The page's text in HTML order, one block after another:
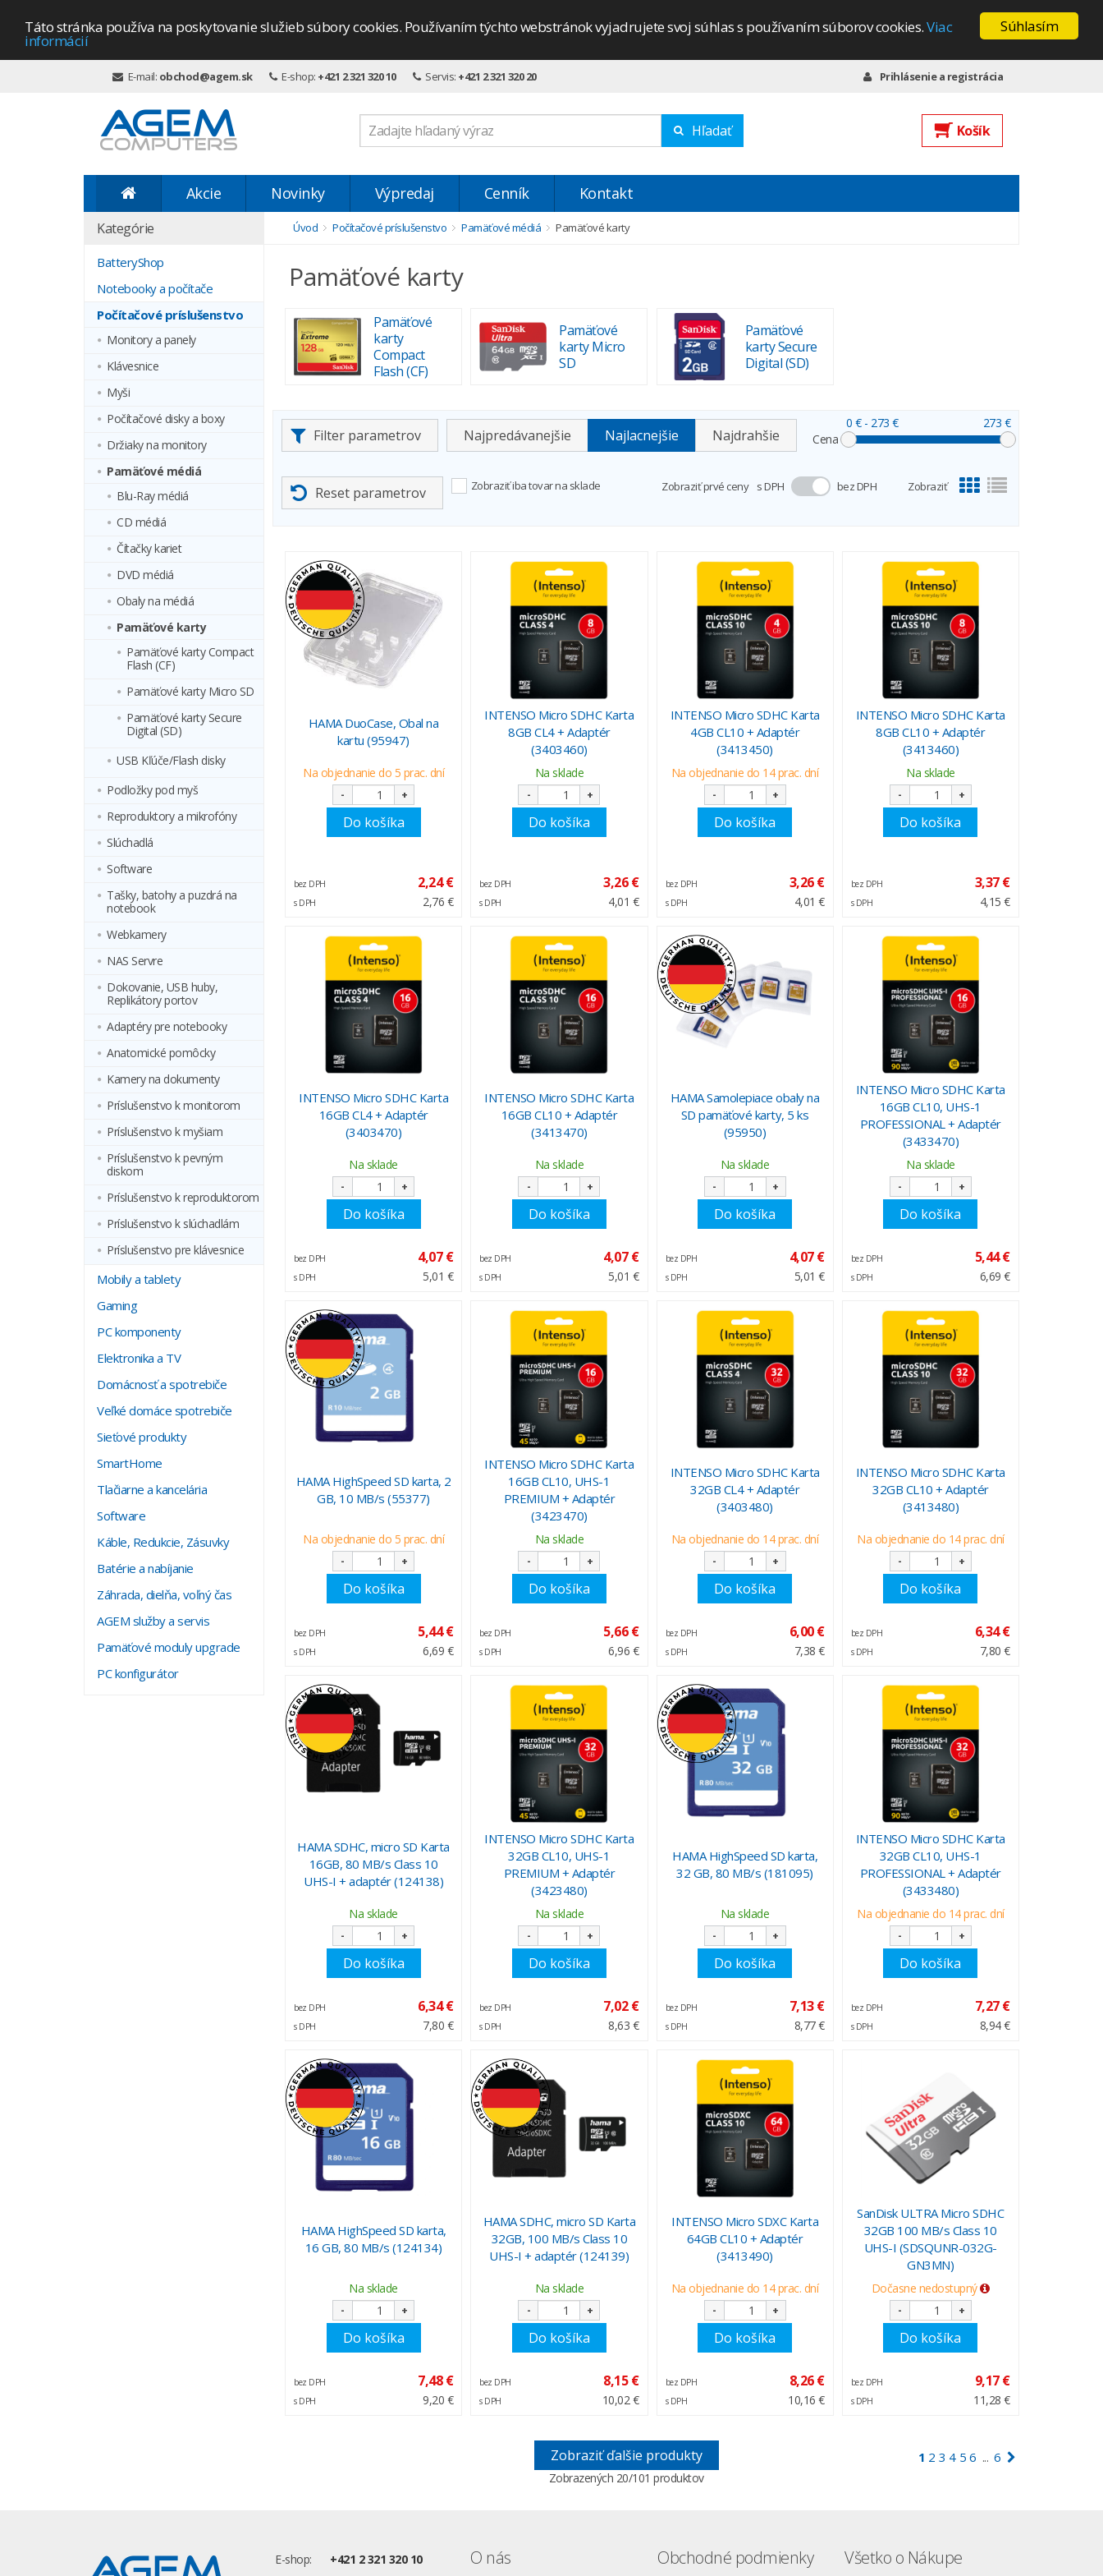
Súhlasím
Táto stránka používa na poskytovanie služieb súbory cookies. Používaním týchto webstránok vyjadrujete svoj súhlas s používaním súborov cookies.Viac
informácií
E-mail: obchod@agem.sk E-shop: +421 2 321 320 10 Servis: +421 2 321 320 20 Prihlásenie a registrácia
Hľadať Košík
Akcie Novinky Výpredaj Cenník Kontakt
Kategórie
BatteryShop
Notebooky a počítače
Počítačové príslušenstvo
Monitory a panely
Klávesnice
Myši
Počítačové disky a boxy
Držiaky na monitory
Pamäťové médiá
Blu-Ray médiá
CD médiá
Čítačky kariet
DVD médiá
Obaly na médiá
Pamäťové karty
Pamäťové karty Compact
Flash (CF)
Pamäťové karty Micro SD
Pamäťové karty Secure
Digital (SD)
USB Kľúče/Flash disky
Podložky pod myš
Reproduktory a mikrofóny
Slúchadlá
Software
Tašky, batohy a puzdrá na
notebook
Webkamery
NAS Servre
Dokovanie, USB huby,
Replikátory portov
Adaptéry pre notebooky
Anatomické pomôcky
Kamery na dokumenty
Príslušenstvo k monitorom
Príslušenstvo k myšiam
Príslušenstvo k pevným
diskom
Príslušenstvo k reproduktorom
Príslušenstvo k slúchadlám
Príslušenstvo pre klávesnice
Mobily a tablety
Gaming
PC komponenty
Elektronika a TV
Domácnosť a spotrebiče
Veľké domáce spotrebiče
Sieťové produkty
SmartHome
Tlačiarne a kancelária
Software
Káble, Redukcie, Zásuvky
Batérie a nabíjanie
Záhrada, dielňa, voľný čas
AGEM služby a servis
Pamäťové moduly upgrade
PC konfigurátor
Úvod Počítačové príslušenstvo Pamäťové médiá Pamäťové karty
Pamäťové karty
Pamäťové
karty
Compact
Flash (CF)
Pamäťové
karty Micro
SD
Pamäťové
karty Secure
Digital (SD)
Filter parametrov Najpredávanejšie Najlacnejšie Najdrahšie Cena
0 €- 273 € 273 €
Reset parametrov Zobraziť iba tovar na sklade Zobraziť prvé ceny s DPH bez DPH Zobraziť
HAMA DuoCase, Obal na
kartu (95947)
Na objednanie do 5 prac. dní
- +
Do košíka
bez DPH 2,24 €
s DPH 2,76 €
INTENSO Micro SDHC Karta
8GB CL4 + Adaptér
(3403460)
Na sklade
- +
Do košíka
bez DPH 3,26 €
s DPH 4,01 €
INTENSO Micro SDHC Karta
4GB CL10 + Adaptér
(3413450)
Na objednanie do 14 prac. dní
- +
Do košíka
bez DPH 3,26 €
s DPH 4,01 €
INTENSO Micro SDHC Karta
8GB CL10 + Adaptér
(3413460)
Na sklade
- +
Do košíka
bez DPH 3,37 €
s DPH 4,15 €
INTENSO Micro SDHC Karta
16GB CL4 + Adaptér
(3403470)
Na sklade
- +
Do košíka
bez DPH 4,07 €
s DPH 5,01 €
INTENSO Micro SDHC Karta
16GB CL10 + Adaptér
(3413470)
Na sklade
- +
Do košíka
bez DPH 4,07 €
s DPH 5,01 €
HAMA Samolepiace obaly na
SD pamäťové karty, 5 ks
(95950)
Na sklade
- +
Do košíka
bez DPH 4,07 €
s DPH 5,01 €
INTENSO Micro SDHC Karta
16GB CL10, UHS-1
PROFESSIONAL + Adaptér
(3433470)
Na sklade
- +
Do košíka
bez DPH 5,44 €
s DPH 6,69 €
HAMA HighSpeed SD karta, 2
GB, 10 MB/s (55377)
Na objednanie do 5 prac. dní
- +
Do košíka
bez DPH 5,44 €
s DPH 6,69 €
INTENSO Micro SDHC Karta
16GB CL10, UHS-1
PREMIUM + Adaptér
(3423470)
Na sklade
- +
Do košíka
bez DPH 5,66 €
s DPH 6,96 €
INTENSO Micro SDHC Karta
32GB CL4 + Adaptér
(3403480)
Na objednanie do 14 prac. dní
- +
Do košíka
bez DPH 6,00 €
s DPH 7,38 €
INTENSO Micro SDHC Karta
32GB CL10 + Adaptér
(3413480)
Na objednanie do 14 prac. dní
- +
Do košíka
bez DPH 6,34 €
s DPH 7,80 €
HAMA SDHC, micro SD Karta
16GB, 80 MB/s Class 10
UHS-I + adaptér (124138)
Na sklade
- +
Do košíka
bez DPH 6,34 €
s DPH 7,80 €
INTENSO Micro SDHC Karta
32GB CL10, UHS-1
PREMIUM + Adaptér
(3423480)
Na sklade
- +
Do košíka
bez DPH 7,02 €
s DPH 8,63 €
HAMA HighSpeed SD karta,
32 GB, 80 MB/s (181095)
Na sklade
- +
Do košíka
bez DPH 7,13 €
s DPH 8,77 €
INTENSO Micro SDHC Karta
32GB CL10, UHS-1
PROFESSIONAL + Adaptér
(3433480)
Na objednanie do 14 prac. dní
- +
Do košíka
bez DPH 7,27 €
s DPH 8,94 €
HAMA HighSpeed SD karta,
16 GB, 80 MB/s (124134)
Na sklade
- +
Do košíka
bez DPH 7,48 €
s DPH 9,20 €
HAMA SDHC, micro SD Karta
32GB, 100 MB/s Class 10
UHS-I + adaptér (124139)
Na sklade
- +
Do košíka
bez DPH 8,15 €
s DPH 10,02 €
INTENSO Micro SDXC Karta
64GB CL10 + Adaptér
(3413490)
Na objednanie do 14 prac. dní
- +
Do košíka
bez DPH 8,26 €
s DPH 10,16 €
SanDisk ULTRA Micro SDHC
32GB 100 MB/s Class 10
UHS-I (SDSQUNR-032G-
GN3MN)
Dočasne nedostupný
- +
Do košíka
bez DPH 9,17 €
s DPH 11,28 €
Zobraziť ďalšie produkty
Zobrazených 20/101 produktov
1 2 3 4 5 6 ... 6
E-shop:
+421 2 321 320 10
O nás Obchodné podmienky Všetko o Nákupe